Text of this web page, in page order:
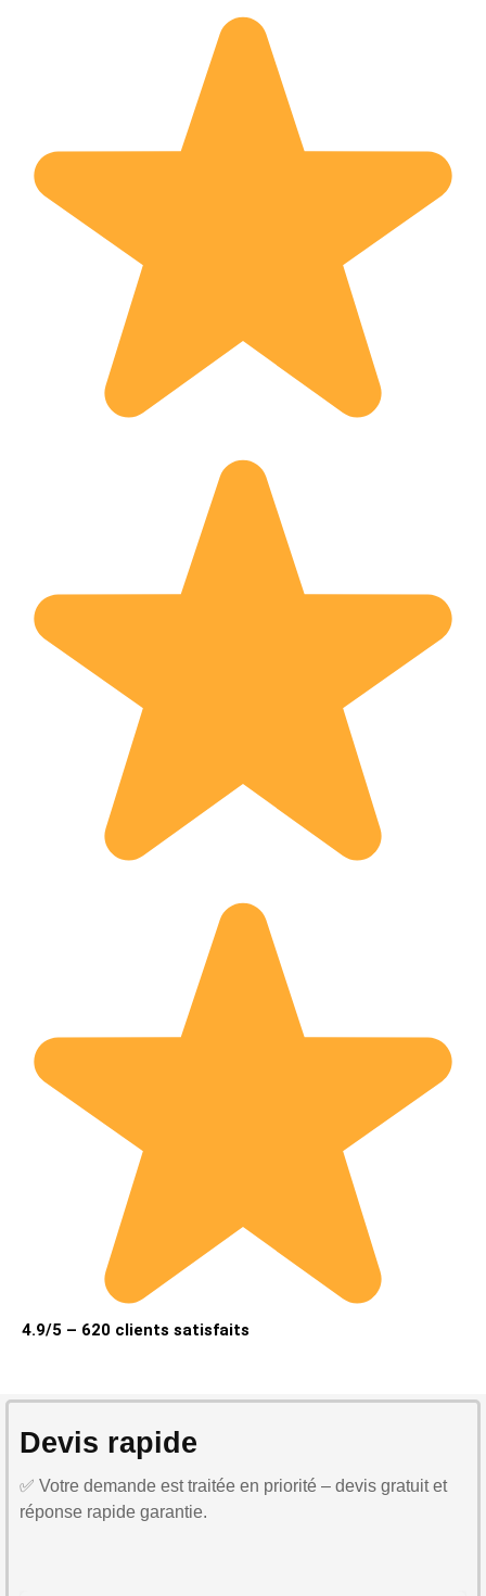
4.9/5 – 620 clients satisfaits
Devis rapide
✅ Votre demande est traitée en priorité – devis gratuit et
réponse rapide garantie.